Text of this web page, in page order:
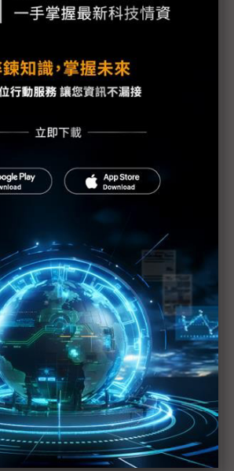
供應鏈醞釀新局
「屠殺」NVIDIA？
帶來更多的反省與挑戰
Sam Altman認錯：OpenAI站在錯
果中國市場營收下滑、微軟火速上
銀傳領投OpenAI
：任何能夠降低成本的消息
開源模式對AI產業的影響？
梁文鋒如何從股神變AI大神？
尖 梁文鋒除夕發文：搞AI的得把